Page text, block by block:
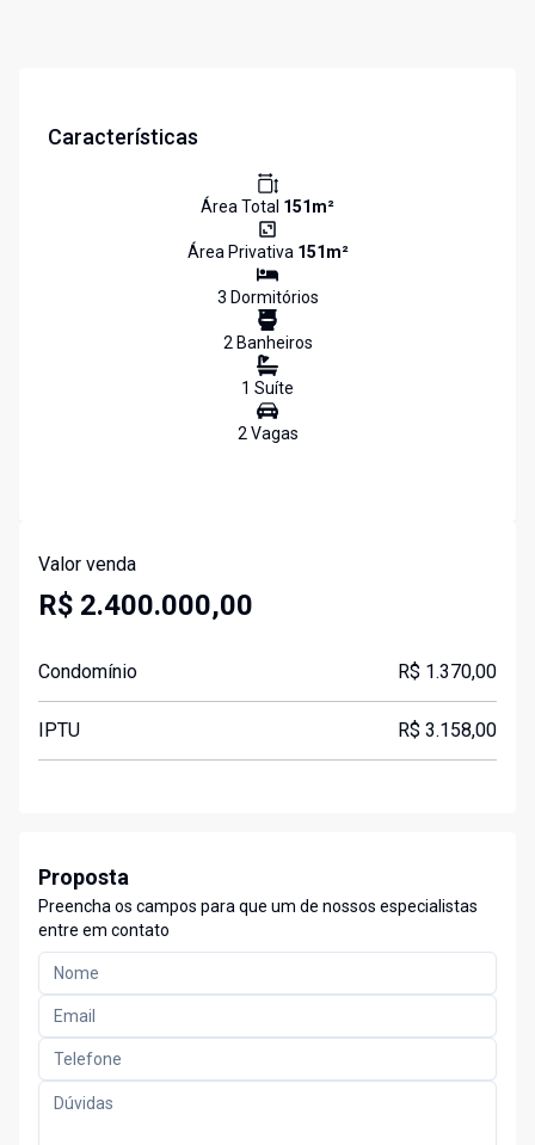
Características
Área Total 151m²
Área Privativa 151m²
3 Dormitórios
2Banheiros
1 Suíte
2Vagas
Valor venda
R$ 2.400.000,00
Condomínio R$ 1.370,00
IPTU R$ 3.158,00
Proposta
Preencha os campos para que um de nossos especialistas
entre em contato